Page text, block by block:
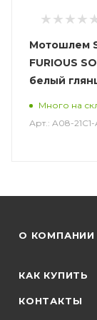
Мотошлем
FURIOUS
белый
Много на
Арт.: A08-
О КОМПАНИИ
КАК КУПИТЬ
КОНТАКТЫ